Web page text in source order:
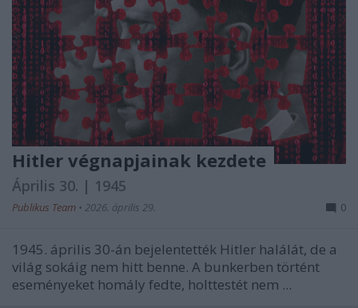
Hitler végnapjainak kezdete
Április 30. | 1945
Publikus Team • 2026. április 29. 0
1945. április 30-án bejelentették Hitler halálát, de a
világ sokáig nem hitt benne. A bunkerben történt
eseményeket homály fedte, holttestét nem ...